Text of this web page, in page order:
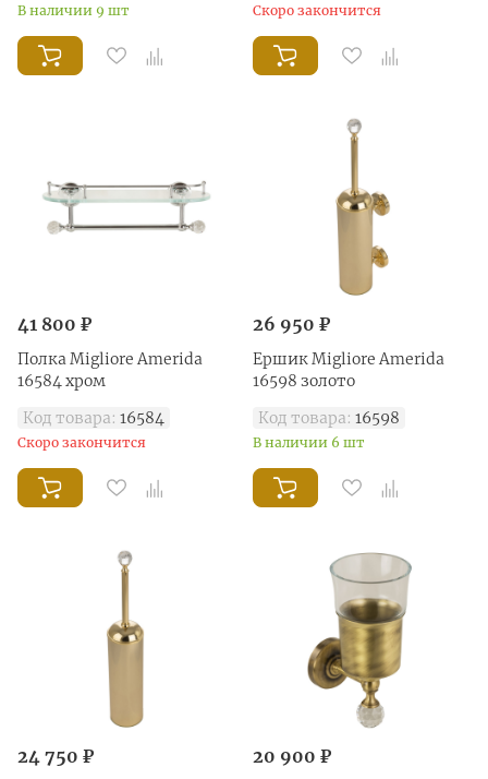
В наличии 9 шт Скоро закончится
41 800 ₽
Полка Migliore Amerida
16584 хром
Код товара: 16584
Скоро закончится
26 950 ₽
Ершик Migliore Amerida
16598 золото
Код товара: 16598
В наличии 6 шт
24 750 ₽ 20 900 ₽